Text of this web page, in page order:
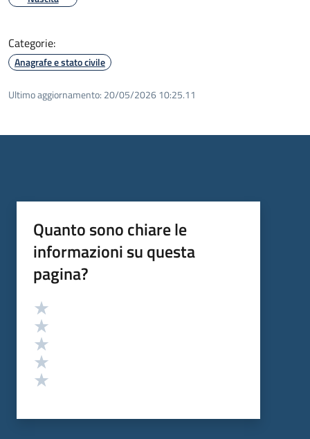
Categorie:
Anagrafe e stato civile
Ultimo aggiornamento: 20/05/2026 10:25.11
Quanto sono chiare le
informazioni su questa
pagina?
Valutazione